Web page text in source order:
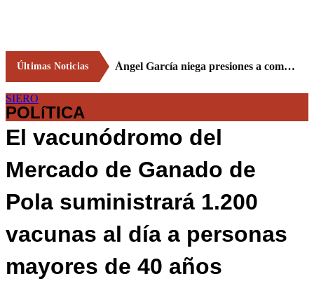
Últimas Noticias Ángel García niega presiones a comercios y asegura que el Ayuntamiento cumple "de manera muy rigurosa" la Ley de Contratos
SIERO
POLíTICA
El vacunódromo del
Mercado de Ganado de
Pola suministrará 1.200
vacunas al día a personas
mayores de 40 años